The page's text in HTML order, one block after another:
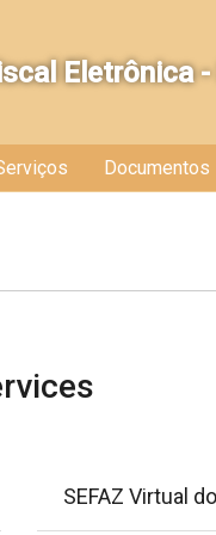
Eletrônica -
Documentos
SEFAZ Virtual